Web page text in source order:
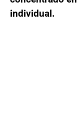
individual.